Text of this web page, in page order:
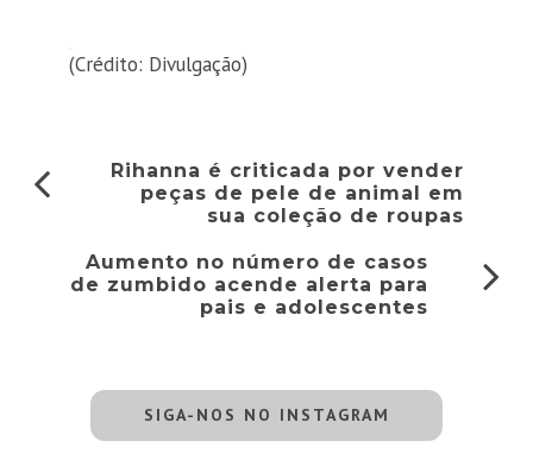
(Crédito: Divulgação)
Rihanna é criticada por vender
peças de pele de animal em
sua coleção de roupas
Aumento no número de casos
de zumbido acende alerta para
pais e adolescentes
SIGA-NOS NO INSTAGRAM